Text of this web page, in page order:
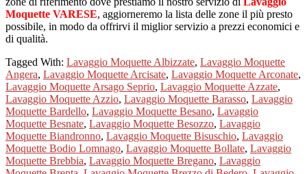
Moquette VARESE, aggiorneremo la lista delle zone il più presto
possibile, in modo da offrirvi il miglior servizio a prezzi economici e
di qualità.
Tagged With: Lavaggio Moquette Albizzate, Lavaggio Moquette
Angera, Lavaggio Moquette Arcisate, Lavaggio Moquette Arconate,
Lavaggio Moquette Arsago Seprio, Lavaggio Moquette Azzate,
Lavaggio Moquette Azzio, Lavaggio Moquette Barasso, Lavaggio
Moquette Bardello, Lavaggio Moquette Besano, Lavaggio
Moquette Besnate, Lavaggio Moquette Besozzo, Lavaggio
Moquette Biandronno, Lavaggio Moquette Bisuschio, Lavaggio
Moquette Bodio Lomnago, Lavaggio Moquette Bollate, Lavaggio
Moquette Brebbia, Lavaggio Moquette Bregano, Lavaggio